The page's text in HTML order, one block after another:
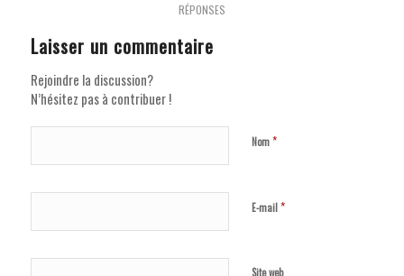
RÉPONSES
Laisser un commentaire
Rejoindre la discussion?
N’hésitez pas à contribuer !
Nom*
E-mail*
Site web